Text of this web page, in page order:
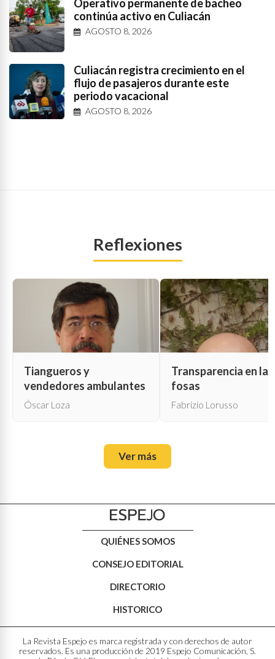
Operativo permanente de bacheo
continúa activo en Culiacán
AGOSTO 8, 2026
Culiacán registra crecimiento en el
flujo de pasajeros durante este
periodo vacacional
AGOSTO 8, 2026
Reflexiones
Tiangueros y
vendedores ambulantes
Óscar Loza
Transparencia en las
fosas
Fabrizio Lorusso
Ver más
QUIÉNES SOMOS
CONSEJO EDITORIAL
DIRECTORIO
HISTORICO
La Revista Espejo es marca registrada y con derechos de autor
reservados. Es una producción de 2019 Espejo Comunicación, S.